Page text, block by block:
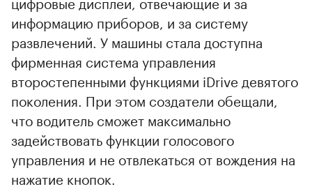
информацию приборов, и за систему
развлечений. У машины стала доступна
фирменная система управления
второстепенными функциями iDrive девятого
поколения. При этом создатели обещали,
что водитель сможет максимально
задействовать функции голосового
управления и не отвлекаться от вождения на
нажатие кнопок.